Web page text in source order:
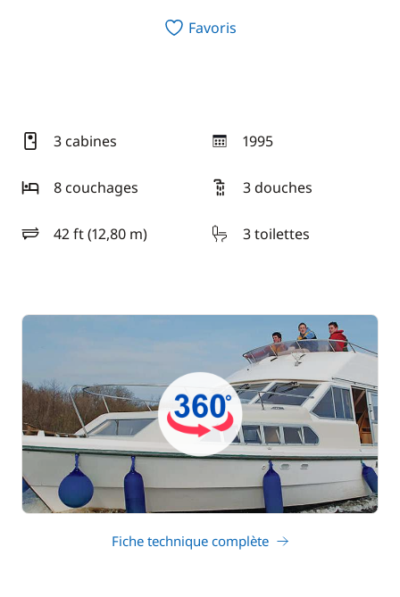
Favoris
3 cabines 1995
année
8 couchages
3 douches
42 ft (12,80 m)
longueur 3 toilettes
Fiche technique complète